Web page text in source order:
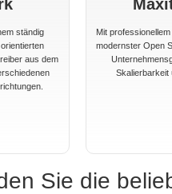
ständig
aus dem
Mit
modernster Open
Skalierbarkeit
Sie die